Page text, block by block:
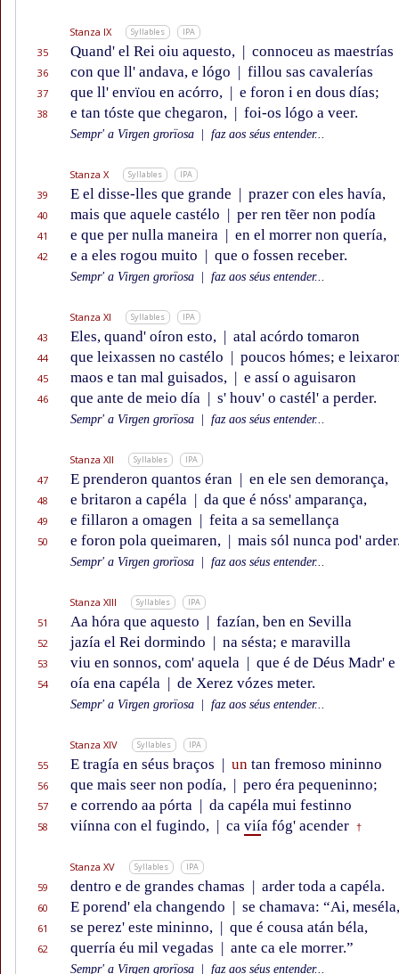
Stanza IX Syllables IPA
35 Quand' el Rei oiu aquesto, | connoceu as maestrías
36 con que ll' andava, e lógo | fillou sas cavalerías
37 que ll' envïou en acórro, | e foron i en dous días;
38 e tan tóste que chegaron, | foi-os lógo a veer.
Sempr' a Virgen grorïosa faz aos séus entender...
Stanza X Syllables IPA
39 E el disse-lles que grande | prazer con eles havía,
40 mais que aquele castélo | per ren tẽer non podía
41 e que per nulla maneira | en el morrer non quería,
42 e a eles rogou muito | que o fossen receber.
Sempr' a Virgen grorïosa faz aos séus entender...
Stanza XI Syllables IPA
43 Eles, quand' oíron esto, | atal acórdo tomaron
44 que leixassen no castélo | poucos hómes; e
45 maos e tan mal guisados, | e assí o aguisaron
46 que ante de meio día | s' houv' o castél' a perder.
Sempr' a Virgen grorïosa faz aos séus entender...
Stanza XII Syllables IPA
47 E prenderon quantos éran | en ele sen demorança,
48 e britaron a capéla | da que é nóss' amparança,
49 e fillaron a omagen | feita a sa semellança
50 e foron pola queimaren, | mais sól nunca pod'
Sempr' a Virgen grorïosa faz aos séus entender...
Stanza XIII Syllables IPA
51 Aa hóra que aquesto | fazían, ben en Sevilla
52 jazía el Rei dormindo | na sésta; e maravilla
53 viu en sonnos, com' aquela | que é de Déus Madr'
54 oía ena capéla | de Xerez vózes meter.
Sempr' a Virgen grorïosa faz aos séus entender...
Stanza XIV Syllables IPA
55 E tragía en séus braços | un tan fremoso mininno
56 que mais seer non podía, | pero éra pequeninno;
57 e correndo aa pórta | da capéla mui festinno
58 viínna con el fugindo, | ca viía fóg' acender †
Stanza XV Syllables IPA
59 dentro e de grandes chamas | arder toda a capéla.
60 E porend' ela changendo | se chamava: “Ai, meséla,
61 se perez' este mininno, | que é cousa atán béla,
62 querría éu mil vegadas | ante ca ele morrer.”
Sempr' a Virgen grorïosa faz aos séus entender...